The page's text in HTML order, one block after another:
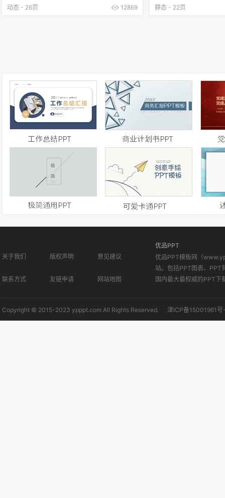
动态 - 26页
12869
静态 - 22页
关于我们 版权声明 意见建议
联系方式 友链申请 网站地图
优品PPT
优品PPT模板网（
站。包括PPT图表、PPT
国内最大最权威的PPT下
Copyright © 2015-2023 ypppt.com All Rights Reserved. 津ICP备15001961号